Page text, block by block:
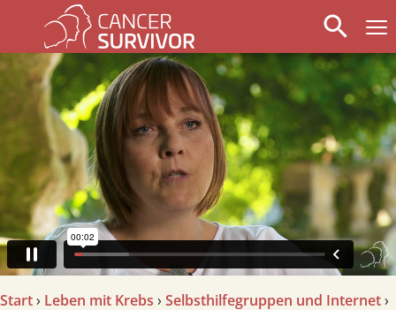
search
arrow_left
Start› Leben mit Krebs › Selbsthilfegruppen und Internet›